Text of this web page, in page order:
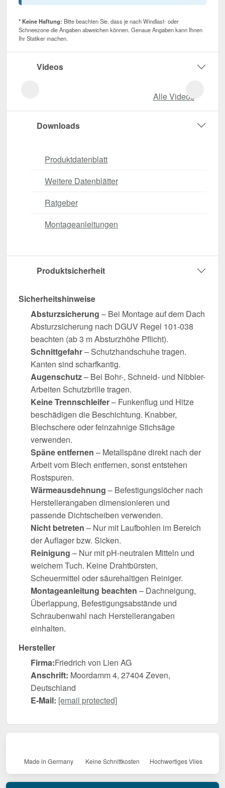
* Keine Haftung: Bitte beachten Sie, dass je nach Windlast- oder
Schneezone die Angaben abweichen können. Genaue Angaben kann Ihnen
Ihr Statiker machen.
Videos
Alle Videos
Downloads
Produktdatenblatt
Weitere Datenblätter
Ratgeber
Montageanleitungen
Produktsicherheit
Sicherheitshinweise
Absturzsicherung – Bei Montage auf dem Dach
Absturzsicherung nach DGUV Regel 101-038
beachten (ab 3 m Absturzhöhe Pflicht).
Schnittgefahr– Schutzhandschuhe tragen.
Kanten sind scharfkantig.
Augenschutz– Bei Bohr-, Schneid- und Nibbler-
Arbeiten Schutzbrille tragen.
Keine Trennschleifer– Funkenflug und Hitze
beschädigen die Beschichtung. Knabber,
Blechschere oder feinzahnige Stichsäge
verwenden.
Späne entfernen – Metallspäne direkt nach der
Arbeit vom Blech entfernen, sonst entstehen
Rostspuren.
Wärmeausdehnung – Befestigungslöcher nach
Herstellerangaben dimensionieren und
passende Dichtscheiben verwenden.
Nicht betreten – Nur mit Laufbohlen im Bereich
der Auflager bzw. Sicken.
Reinigung – Nur mit pH-neutralen Mitteln und
weichem Tuch. Keine Drahtbürsten,
Scheuermittel oder säurehaltigen Reiniger.
Montageanleitung beachten – Dachneigung,
Überlappung, Befestigungsabstände und
Schraubenwahl nach Herstellerangaben
einhalten.
Hersteller
Firma:Friedrich von Lien AG
Anschrift: Moordamm 4, 27404 Zeven,
Deutschland
E-Mail: [email protected]
Made in Germany Keine Schnittkosten Hochwertiges Vlies